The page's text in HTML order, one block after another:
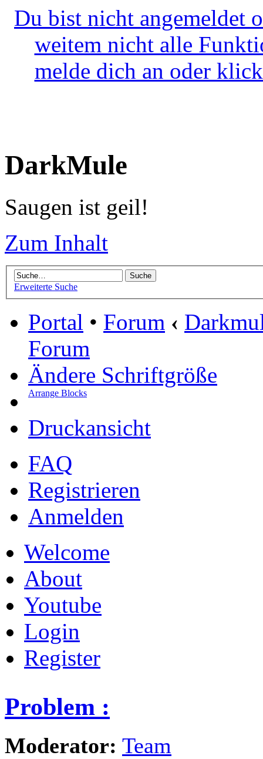
Du bist nicht angemeldet
weitem nicht alle
melde dich an oder
DarkMule
Saugen ist geil!
Zum Inhalt
Erweiterte Suche
Portal • Forum ‹
Forum
Ändere Schriftgröße
Arrange Blocks
Druckansicht
FAQ
Registrieren
Anmelden
Welcome
About
Youtube
Login
Register
Problem :
Moderator: Team